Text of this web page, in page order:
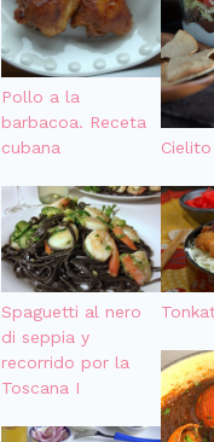
Pollo a la
barbacoa. Receta
cubana
Spaguetti al nero
di seppia y
recorrido por la
Toscana I